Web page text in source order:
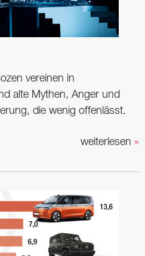
vereinen in
alte Mythen, Anger und
die wenig offenlässt.
weiterlesen »